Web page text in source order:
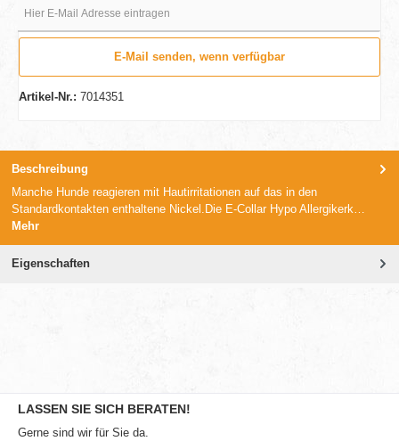
E-Mail senden, wenn verfügbar
Artikel-Nr.: 7014351
Beschreibung
Manche Hunde reagieren mit Hautirritationen auf das in den
Standardkontakten enthaltene Nickel.Die E-Collar Hypo Allergikerk…
Mehr
Eigenschaften
LASSEN SIE SICH BERATEN!
Gerne sind wir für Sie da.